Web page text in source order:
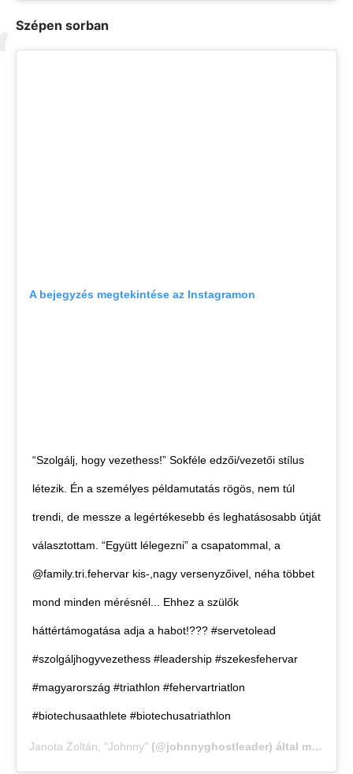
Szépen sorban
A bejegyzés megtekintése az Instagramon
“Szolgálj, hogy vezethess!” Sokféle edzői/vezetői stílus
létezik. Én a személyes példamutatás rögös, nem túl
trendi, de messze a legértékesebb és leghatásosabb útját
választottam. “Együtt lélegezni” a csapatommal, a
@family.tri.fehervar kis-,nagy versenyzőivel, néha többet
mond minden mérésnél... Ehhez a szülők
háttértámogatása adja a habot!??? #servetolead
#szolgáljhogyvezethess #leadership #szekesfehervar
#magyarország #triathlon #fehervartriatlon
#biotechusaathlete #biotechusatriathlon
Janota Zoltán, "Johnny" (@johnnyghostleader) által megosztott bejegyzés,